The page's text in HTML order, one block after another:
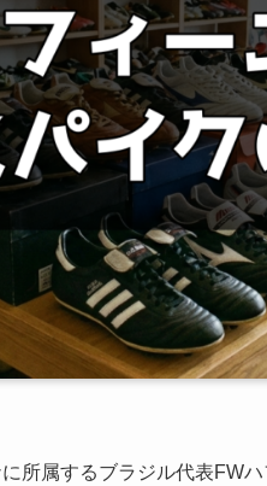
所属するブラジル代表FW